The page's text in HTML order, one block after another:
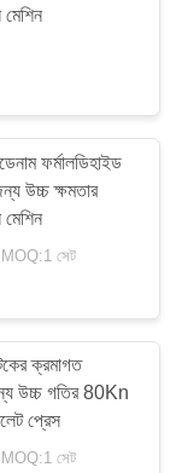
24
মেশিন
ফর্মালডিহাইড
উচ্চ ক্ষমতার
মেশিন
সেট
ক্রমাগত
উচ্চ গতির 80Kn
প্রেস
সেট